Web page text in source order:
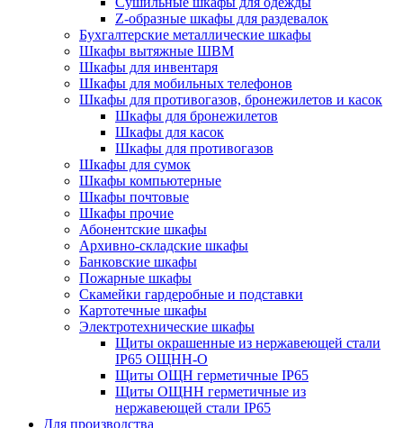
Z-образные шкафы для раздевалок
Бухгалтерские металлические шкафы
Шкафы вытяжные ШВМ
Шкафы для инвентаря
Шкафы для мобильных телефонов
Шкафы для противогазов, бронежилетов и касок
Шкафы для бронежилетов
Шкафы для касок
Шкафы для противогазов
Шкафы для сумок
Шкафы компьютерные
Шкафы почтовые
Шкафы прочие
Абонентские шкафы
Архивно-складские шкафы
Банковские шкафы
Пожарные шкафы
Скамейки гардеробные и подставки
Картотечные шкафы
Электротехнические шкафы
Щиты окрашенные из нержавеющей стали
IP65 ОЩНН-О
Щиты ОЩН герметичные IP65
Щиты ОЩНН герметичные из
нержавеющей стали IP65
Для производства